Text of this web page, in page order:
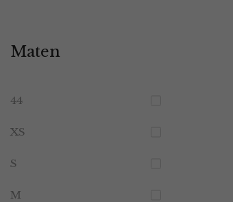
Maten
44
XS
S
M